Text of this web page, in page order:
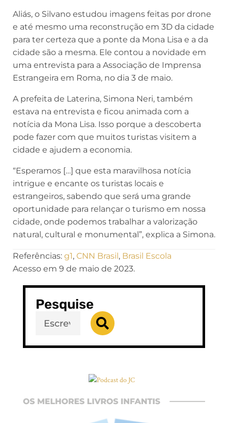
Aliás, o Silvano estudou imagens feitas por drone
e até mesmo uma reconstrução em 3D da cidade
para ter certeza que a ponte da Mona Lisa e a da
cidade são a mesma. Ele contou a novidade em
uma entrevista para a Associação de Imprensa
Estrangeira em Roma, no dia 3 de maio.
A prefeita de Laterina, Simona Neri, também
estava na entrevista e ficou animada com a
notícia da Mona Lisa. Isso porque a descoberta
pode fazer com que muitos turistas visitem a
cidade e ajudem a economia.
“Esperamos […] que esta maravilhosa notícia
intrigue e encante os turistas locais e
estrangeiros, sabendo que será uma grande
oportunidade para relançar o turismo em nossa
cidade, onde podemos trabalhar a valorização
natural, cultural e monumental”, explica a Simona.
Referências: g1, CNN Brasil, Brasil Escola
Acesso em 9 de maio de 2023.
Pesquise